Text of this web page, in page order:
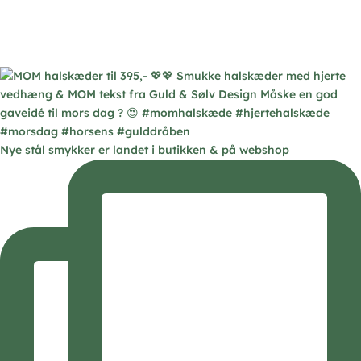
Nye stål smykker er landet i butikken & på webshop